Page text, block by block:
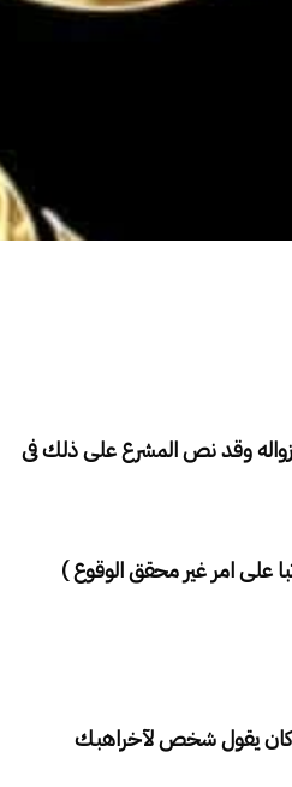
زواله وقد نص المشرع على ذلك فى
كان يقول شخص لآخراهبك